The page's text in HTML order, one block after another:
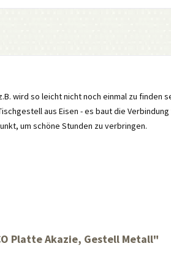
wird so leicht nicht noch einmal zu finden
aus Eisen - es baut die
um schöne Stunden zu verbringen.
Platte Akazie, Gestell Metall"